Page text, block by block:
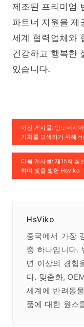
제조된 프리미엄
파트너 지원을 제
세계 협력업체와
건강하고 행복한
있습니다.
이전 게시물: 인도네시
기회를 모색하기 위해
다음 게시물: 제15회 심
하며 빛을 발한 Hsviko
HsViko
중국에서 가장
중 하나입니다.
년 이상의 경험
다. 맞춤화,
세계에 반려동
품에 대한 원스